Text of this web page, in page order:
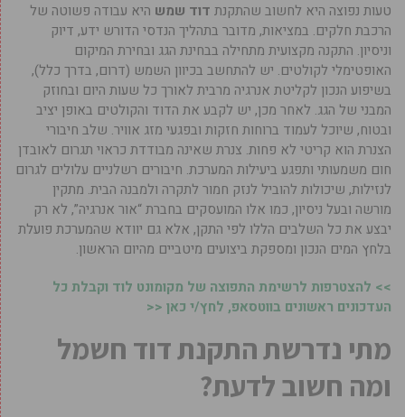
טעות נפוצה היא לחשוב שהתקנת דוד שמש היא עבודה פשוטה של
הרכבת חלקים. במציאות, מדובר בתהליך הנדסי הדורש ידע, דיוק
וניסיון. התקנה מקצועית מתחילה בבחינת הגג ובחירת המיקום
האופטימלי לקולטים. יש להתחשב בכיוון השמש (דרום, בדרך כלל),
בשיפוע הנכון לקליטת אנרגיה מרבית לאורך כל שעות היום ובחוזק
המבני של הגג. לאחר מכן, יש לקבע את הדוד והקולטים באופן יציב
ובטוח, שיוכל לעמוד ברוחות חזקות ובפגעי מזג אוויר. שלב חיבורי
הצנרת הוא קריטי לא פחות. צנרת שאינה מבודדת כראוי תגרום לאובדן
חום משמעותי ותפגע ביעילות המערכת. חיבורים רשלניים עלולים לגרום
לנזילות, שיכולות להוביל לנזק חמור לתקרה ולמבנה הבית. מתקין
מורשה ובעל ניסיון, כמו אלו המועסקים בחברת “אור אנרגיה”, לא רק
יבצע את כל השלבים הללו לפי התקן, אלא גם יוודא שהמערכת פועלת
בלחץ המים הנכון ומספקת ביצועים מיטביים מהיום הראשון.
>> להצטרפות לרשימת התפוצה של מקומונט לוד וקבלת כל
העדכונים ראשונים בווטסאפ, לחץ/י כאן <<
מתי נדרשת התקנת דוד חשמל
ומה חשוב לדעת?